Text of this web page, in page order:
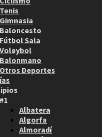
Tenis
Gimnasia
Baloncesto
Fútbol Sala
Voleybol
Balonmano
Otros Deportes
#1
Albatera
Algorfa
Almoradí